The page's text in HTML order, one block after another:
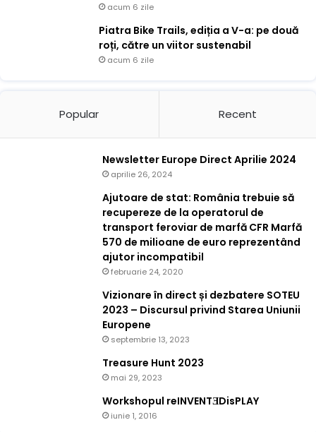
acum 6 zile
Piatra Bike Trails, ediția a V-a: pe două
roți, către un viitor sustenabil
acum 6 zile
Popular Recent
Newsletter Europe Direct Aprilie 2024
aprilie 26, 2024
Ajutoare de stat: România trebuie să
recupereze de la operatorul de
transport feroviar de marfă CFR Marfă
570 de milioane de euro reprezentând
ajutor incompatibil
februarie 24, 2020
Vizionare în direct și dezbatere SOTEU
2023 – Discursul privind Starea Uniunii
Europene
septembrie 13, 2023
Treasure Hunt 2023
mai 29, 2023
Workshopul reINVENTƎDisPLAY
iunie 1, 2016